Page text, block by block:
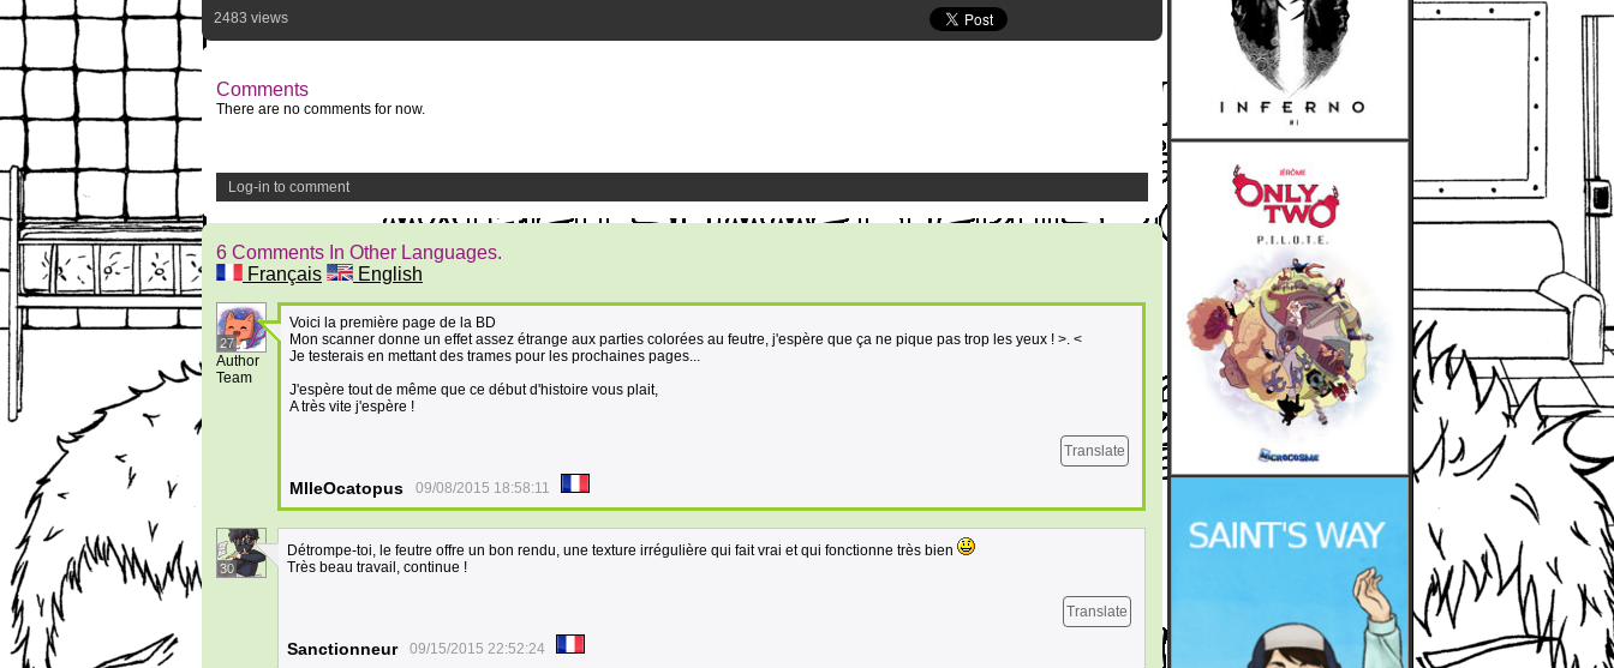
2483 views
Comments
There are no comments for now.
Log-in to comment
6 Comments In Other Languages.
Français
English
27
Author
Team
Voici la première page de la BD
Mon scanner donne un effet assez étrange aux parties colorées au feutre, j'espère que ça ne pique pas trop les yeux ! >. <
Je testerais en mettant des trames pour les prochaines pages...
J'espère tout de même que ce début d'histoire vous plait,
A très vite j'espère !
Translate
MlleOcatopus 09/08/2015 18:58:11
30
Détrompe-toi, le feutre offre un bon rendu, une texture irrégulière qui fait vrai et qui fonctionne très bien
Très beau travail, continue !
Translate
Sanctionneur 09/15/2015 22:52:24